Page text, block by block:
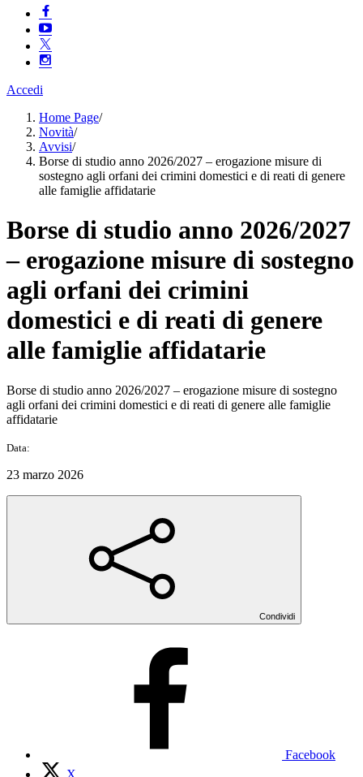
Accedi
Home Page/
Novità/
Avvisi/
Borse di studio anno 2026/2027 – erogazione misure di
sostegno agli orfani dei crimini domestici e di reati di genere
alle famiglie affidatarie
Borse di studio anno 2026/2027
– erogazione misure di sostegno
agli orfani dei crimini
domestici e di reati di genere
alle famiglie affidatarie
Borse di studio anno 2026/2027 – erogazione misure di sostegno
agli orfani dei crimini domestici e di reati di genere alle famiglie
affidatarie
Data:
23 marzo 2026
Condividi
Facebook
X